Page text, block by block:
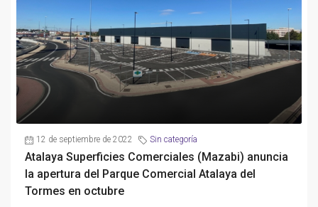
12 de septiembre de 2022 Sin categoría
Atalaya Superficies Comerciales (Mazabi) anuncia
la apertura del Parque Comercial Atalaya del
Tormes en octubre